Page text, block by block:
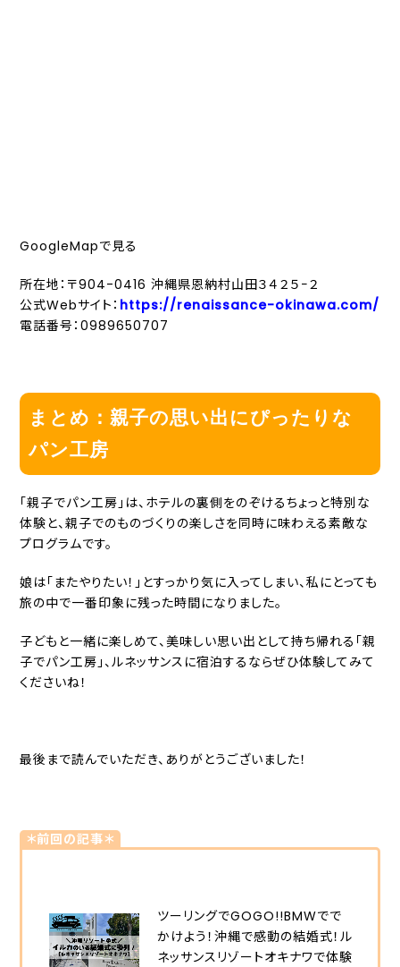
GoogleMapで見る
所在地：〒904-0416 沖縄県恩納村山田３４２５−２
公式Webサイト： https://renaissance-okinawa.com/
電話番号：0989650707
まとめ：親子の思い出にぴったりな
パン工房
「親子でパン工房」は、ホテルの裏側をのぞけるちょっと特別な
体験と、親子でのものづくりの楽しさを同時に味わえる素敵な
プログラムです。
娘は「またやりたい！」とすっかり気に入ってしまい、私にとっても
旅の中で一番印象に残った時間になりました。
子どもと一緒に楽しめて、美味しい思い出として持ち帰れる「親
子でパン工房」、ルネッサンスに宿泊するならぜひ体験してみて
くださいね！
最後まで読んでいただき、ありがとうございました！
＊前回の記事＊
ツーリングでGOGO!!BMWでで
かけよう！沖縄で感動の結婚式！ル
ネッサンスリゾートオキナワで体験